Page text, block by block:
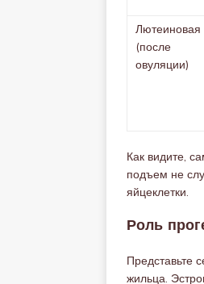
Лютеиновая
(после
овуляции)
Как видите,
подъем не
яйцеклетки.
Роль
Представьте
жильца.